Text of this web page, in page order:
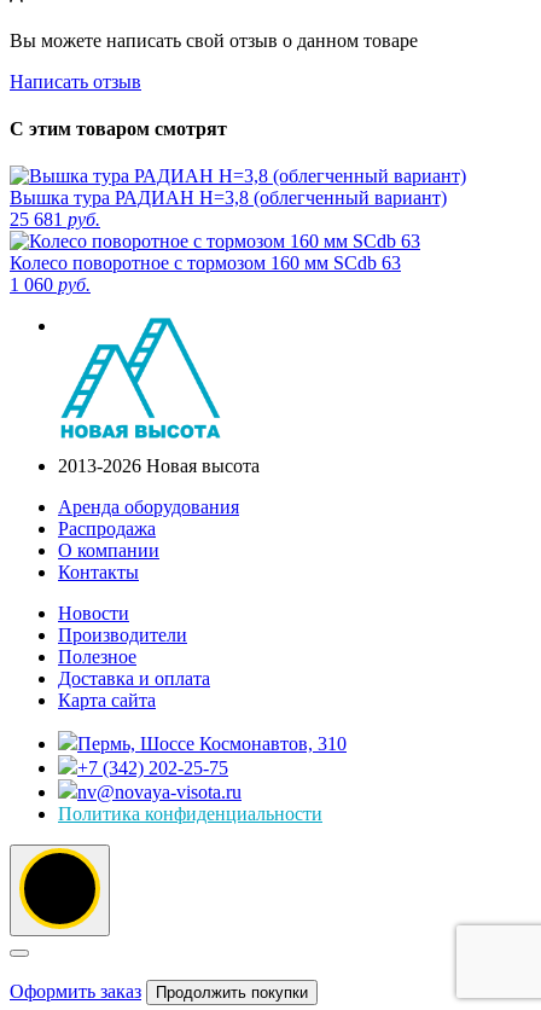
Вы можете написать свой отзыв о данном товаре
Написать отзыв
С этим товаром смотрят
Вышка тура РАДИАН H=3,8 (облегченный вариант)
25 681 руб.
Колесо поворотное с тормозом 160 мм SCdb 63
1 060 руб.
2013-2026 Новая высота
Аренда оборудования
Распродажа
О компании
Контакты
Новости
Производители
Полезное
Доставка и оплата
Карта сайта
Пермь, Шоссе Космонавтов, 310
+7 (342) 202-25-75
nv@novaya-visota.ru
Политика конфиденциальности
Оформить заказ Продолжить покупки